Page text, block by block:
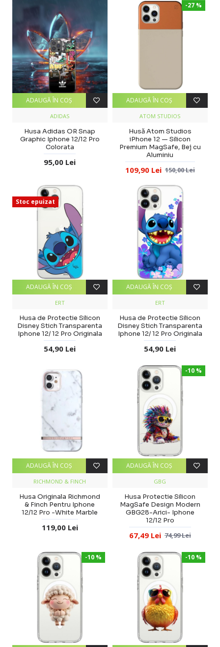
ADIDAS
Husa Adidas OR Snap
Graphic Iphone 12/12 Pro
Colorata
95,00 Lei
ADAUGĂ ÎN COŞ
-27 %
ATOM STUDIOS
Husă Atom Studios
iPhone 12 — Silicon
Premium MagSafe, Bej cu
Aluminiu
109,90 Lei 150,00 Lei
ADAUGĂ ÎN COŞ
Stoc epuizat
ERT
Husa de Protectie Silicon
Disney Stich Transparenta
Iphone 12/ 12 Pro Originala
54,90 Lei
ADAUGĂ ÎN COŞ
ERT
Husa de Protectie Silicon
Disney Stich Transparenta
Iphone 12/ 12 Pro Originala
54,90 Lei
ADAUGĂ ÎN COŞ
RICHMOND & FINCH
Husa Originala Richmond
& Finch Pentru Iphone
12/12 Pro -White Marble
119,00 Lei
ADAUGĂ ÎN COŞ
-10 %
GBG
Husa Protectie Silicon
MagSafe Design Modern
GBG28-Arici- Iphone
12/12 Pro
67,49 Lei 74,99 Lei
ADAUGĂ ÎN COŞ
-10 % -10 %